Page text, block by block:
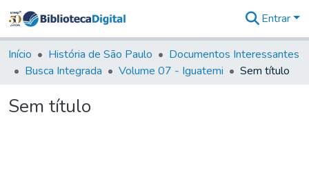
&
Coleções
Tudo na
Entrar
Início História de São Paulo
Documentos Interessantes
Busca Integrada
Volume 07 - Iguatemi Sem título
Sem título